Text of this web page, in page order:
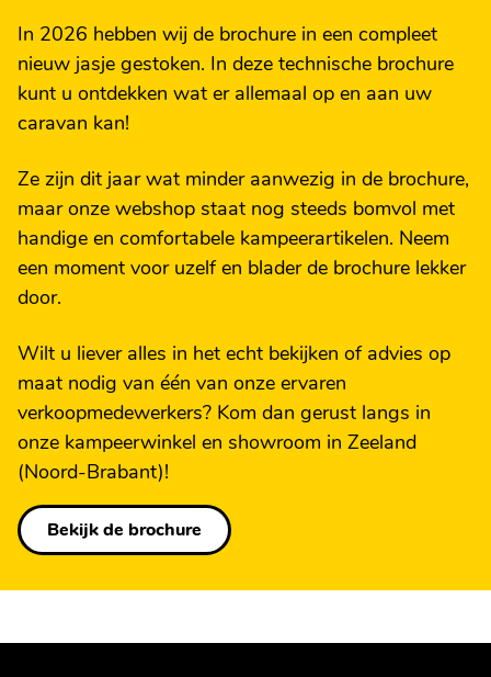
In 2026 hebben wij de brochure in een compleet
nieuw jasje gestoken. In deze technische brochure
kunt u ontdekken wat er allemaal op en aan uw
caravan kan!
Ze zijn dit jaar wat minder aanwezig in de brochure,
maar onze webshop staat nog steeds bomvol met
handige en comfortabele kampeerartikelen. Neem
een moment voor uzelf en blader de brochure lekker
door.
Wilt u liever alles in het echt bekijken of advies op
maat nodig van één van onze ervaren
verkoopmedewerkers? Kom dan gerust langs in
onze kampeerwinkel en showroom in Zeeland
(Noord-Brabant)!
Bekijk de brochure